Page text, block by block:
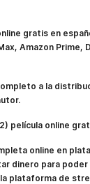
gratis en
Amazon Prime,
a la
película online
online en
dinero para
plataforma de